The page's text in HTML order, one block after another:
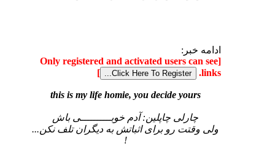
ادامه خبر:
[Only registered and activated users can see
links.
]
this is my life homie, you decide yours
چارلی چاپلین: آدم خوبــــــــــی باش
ولی وقتت رو برای اثباتش به دیگران تلف نکن...
!